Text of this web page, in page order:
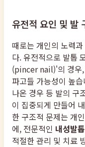
유전적 요인 및 발
때로는 개인의 노력
다. 유전적으로 발톱
(pincer nail)'의 경우,
파고들 가능성이 높
나온 경우 등 발의 구
이 집중되게 만들어
한 구조적 문제는 개
에, 전문적인 내성발
적절한 관리 및 치료